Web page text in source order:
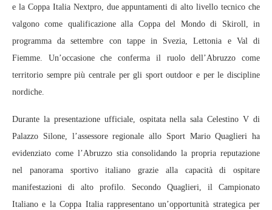
e la Coppa Italia Nextpro, due appuntamenti di alto livello tecnico che
valgono come qualificazione alla Coppa del Mondo di Skiroll, in
programma da settembre con tappe in Svezia, Lettonia e Val di
Fiemme. Un’occasione che conferma il ruolo dell’Abruzzo come
territorio sempre più centrale per gli sport outdoor e per le discipline
nordiche.
Durante la presentazione ufficiale, ospitata nella sala Celestino V di
Palazzo Silone, l’assessore regionale allo Sport Mario Quaglieri ha
evidenziato come l’Abruzzo stia consolidando la propria reputazione
nel panorama sportivo italiano grazie alla capacità di ospitare
manifestazioni di alto profilo. Secondo Quaglieri, il Campionato
Italiano e la Coppa Italia rappresentano un’opportunità strategica per